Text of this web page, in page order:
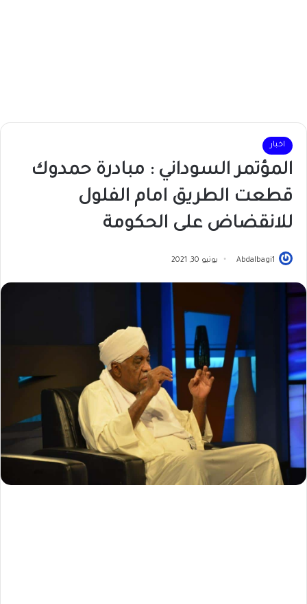
اخبار
المؤتمر السوداني : مبادرة حمدوك
قطعت الطريق امام الفلول
للانقضاض على الحكومة
Abdalbagi1 يونيو 30, 2021